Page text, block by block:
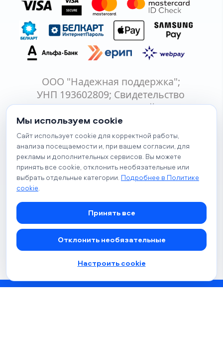
ООО "Надежная поддержка";
УНП 193602809; Свидетельство
о государственной
регистрации № 193602809 от
29.11.2021 выдано Минским
горисполкомом;
220024, Республика Беларусь,
Минск, ул. Бабушкина, 21А,
к.311А;
375 (29) 141-72-96;
© 2026 Психологический центр
«Talk» (talk4life.online). Все
права защищены.
Мы используем cookie
Сайт использует cookie для корректной работы,
анализа посещаемости и, при вашем согласии, для
рекламы и дополнительных сервисов. Вы можете
принять все cookie, отклонить необязательные или
выбрать отдельные категории. Подробнее в Политике
cookie.
Принять все
Отклонить необязательные
Настроить cookie